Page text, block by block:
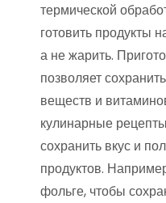
термической
готовить продукты
а не жарить.
позволяет
веществ и
кулинарные
сохранить вкус и
продуктов.
фольге, чтобы